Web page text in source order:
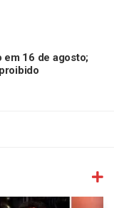
16 de agosto;